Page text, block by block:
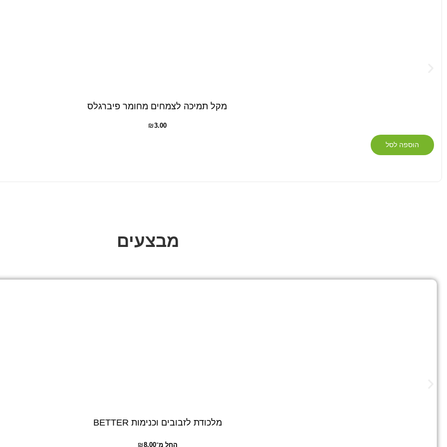
מקל תמיכה לצמחים מחומר פיברגלס
₪3.00
הוספה לסל
מבצעים
מלכודת לזבובים וכנימות BETTER
החל מ־ ₪8.00